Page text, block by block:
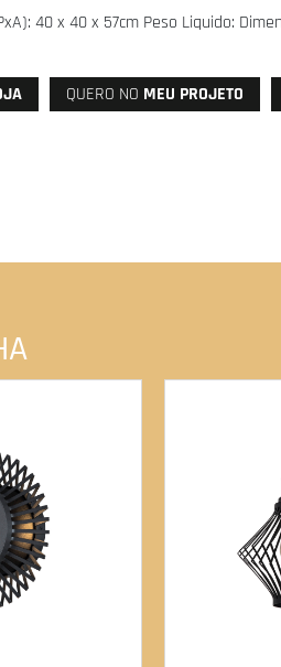
40 x 40 x 57cm Peso Liquido:
QUERO NO MEU PROJETO